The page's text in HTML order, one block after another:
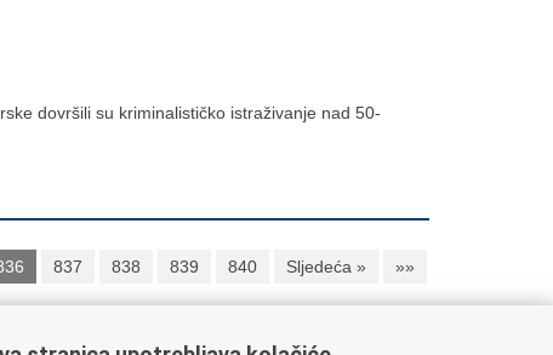
dovršili su kriminalističko istraživanje nad 50-
837 838 839 840 Sljedeća » »»